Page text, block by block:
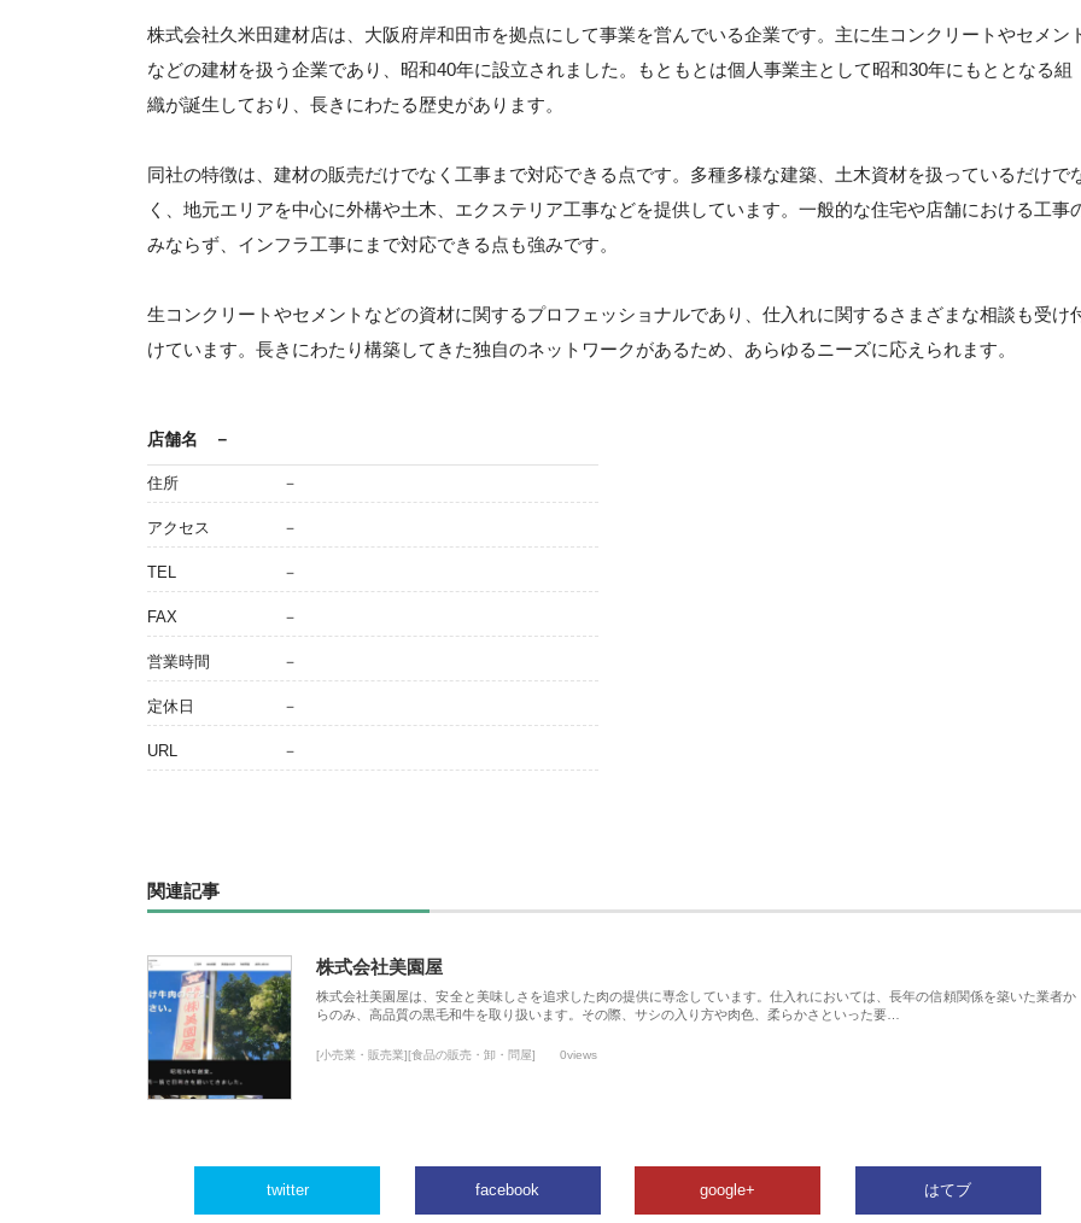
株式会社久米田建材店は、大阪府岸和田市を拠点にして事業を営んでいる企業です。主に生コンクリートやセメン
などの建材を扱う企業であり、昭和40年に設立されました。もともとは個人事業主として昭和30年にもととなる組
織が誕生しており、長きにわたる歴史があります。
同社の特徴は、建材の販売だけでなく工事まで対応できる点です。多種多様な建築、土木資材を扱っているだけで
く、地元エリアを中心に外構や土木、エクステリア工事などを提供しています。一般的な住宅や店舗における工事
みならず、インフラ工事にまで対応できる点も強みです。
生コンクリートやセメントなどの資材に関するプロフェッショナルであり、仕入れに関するさまざまな相談も受け
けています。長きにわたり構築してきた独自のネットワークがあるため、あらゆるニーズに応えられます。
店舗名 －
住所 －
アクセス －
TEL －
FAX －
営業時間 －
定休日 －
URL －
関連記事
株式会社美園屋
株式会社美園屋は、安全と美味しさを追求した肉の提供に専念しています。仕入れにおいては、長年の信頼関係を築いた業者か
らのみ、高品質の黒毛和牛を取り扱います。その際、サシの入り方や肉色、柔らかさといった要…
[小売業・販売業][食品の販売・卸・問屋] 0views
twitter facebook google+ はてブ